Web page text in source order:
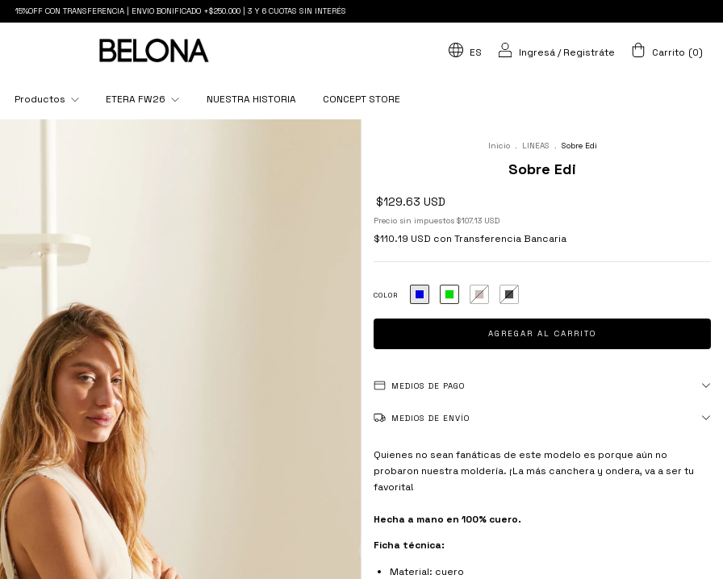
15%OFF CON TRANSFERENCIA | ENVIO BONIFICADO +$250.000 | 3 Y 6 CUOTAS SIN INTERÉS
ES Ingresá/Registráte Carrito (0)
Productos ETERA FW26 NUESTRA HISTORIA CONCEPT STORE
Inicio . LINEAS . Sobre Edi
Sobre Edi
$129.63 USD
Precio sin impuestos $107.13 USD
$110.19 USD con Transferencia Bancaria
COLOR
MEDIOS DE PAGO
MEDIOS DE ENVÍO
Quienes no sean fanáticas de este modelo es porque aún no
probaron nuestra moldería. ¡La más canchera y ondera, va a ser tu
favorita!
Hecha a mano en 100% cuero.
Ficha técnica:
Material: cuero